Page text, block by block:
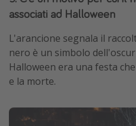
associati ad Halloween
L'arancione segnala il
nero è un simbolo
Halloween era una festa
e la morte.